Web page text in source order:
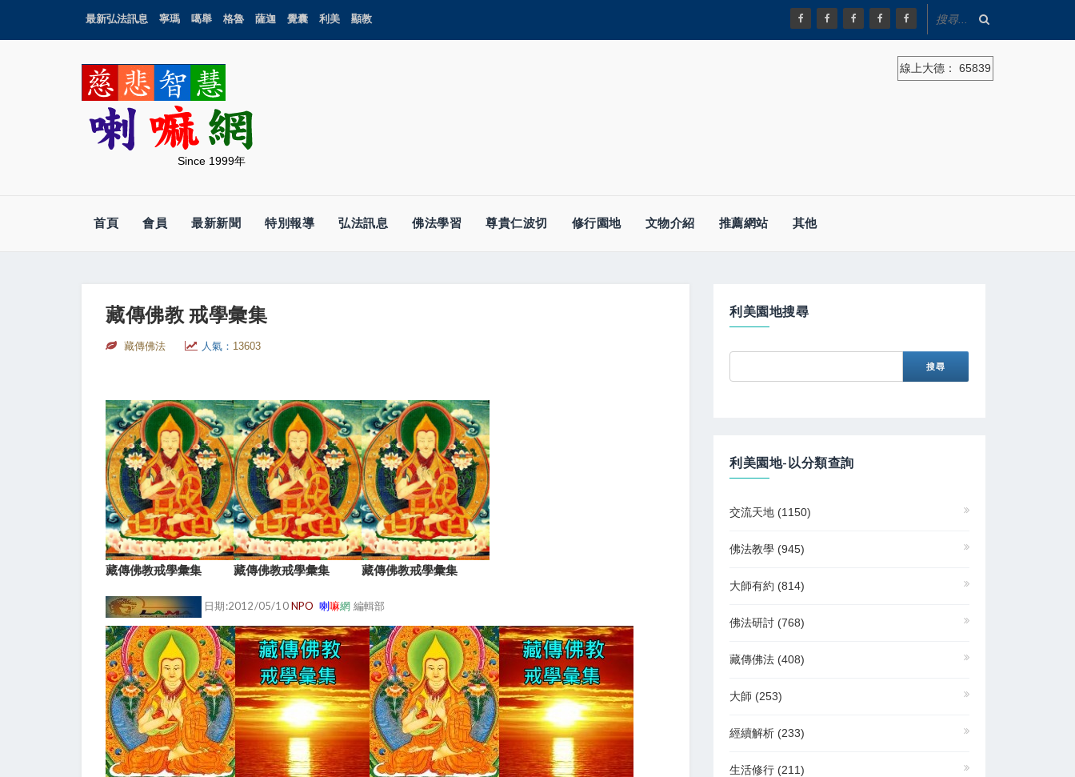
最新弘法訊息 寧瑪 噶舉 格魯 薩迦 覺囊 利美 顯教
Since 1999年
線上大德： 65839
首頁 會員 最新新聞 特別報導 弘法訊息 佛法學習 尊貴仁波切 修行園地 文物介紹 推薦網站 其他
藏傳佛教 戒學彙集
藏傳佛法 人氣： 13603
藏傳佛教戒學彙集 藏傳佛教戒學彙集 藏傳佛教戒學彙集
日期:2012/05/10NPO 喇嘛網 編輯部
利美園地搜尋
利美園地-以分類查詢
交流天地 (1150)
佛法教學 (945)
大師有約 (814)
佛法研討 (768)
藏傳佛法 (408)
大師 (253)
經續解析 (233)
生活修行 (211)